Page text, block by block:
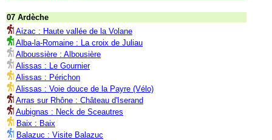
07 Ardèche
Aizac : Haute vallée de la Volane
Alba-la-Romaine : La croix de Juliau
Alboussière : Albousière
Alissas : Le Gournier
Alissas : Périchon
Alissas : Voie douce de la Payre (Vélo)
Arras sur Rhône : Château d'Iserand
Aubignas : Neck de Sceautres
Baix : Baix
Balazuc : Visite Balazuc